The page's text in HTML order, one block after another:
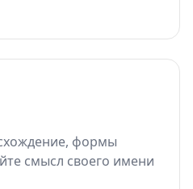
формы
смысл своего имени